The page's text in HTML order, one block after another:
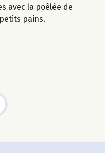
avec la poêlée de
pains.